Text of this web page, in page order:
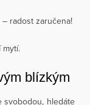
– radost zaručena!
blízkým
svobodou, hledáte